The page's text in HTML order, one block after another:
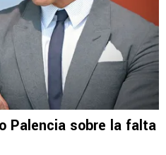
Palencia sobre la falta